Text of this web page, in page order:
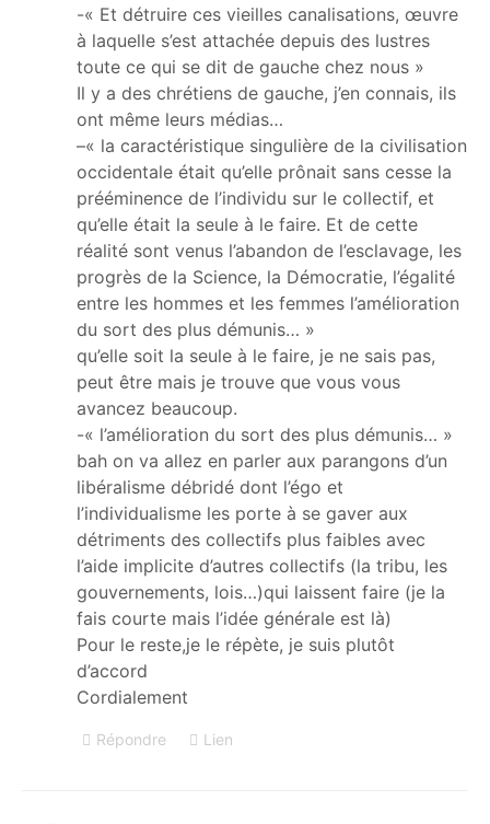
-« Et détruire ces vieilles canalisations, œuvre
à laquelle s’est attachée depuis des lustres
toute ce qui se dit de gauche chez nous »
Il y a des chrétiens de gauche, j’en connais, ils
ont même leurs médias…
–« la caractéristique singulière de la civilisation
occidentale était qu’elle prônait sans cesse la
prééminence de l’individu sur le collectif, et
qu’elle était la seule à le faire. Et de cette
réalité sont venus l’abandon de l’esclavage, les
progrès de la Science, la Démocratie, l’égalité
entre les hommes et les femmes l’amélioration
du sort des plus démunis… »
qu’elle soit la seule à le faire, je ne sais pas,
peut être mais je trouve que vous vous
avancez beaucoup.
-« l’amélioration du sort des plus démunis… »
bah on va allez en parler aux parangons d’un
libéralisme débridé dont l’égo et
l’individualisme les porte à se gaver aux
détriments des collectifs plus faibles avec
l’aide implicite d’autres collectifs (la tribu, les
gouvernements, lois…)qui laissent faire (je la
fais courte mais l’idée générale est là)
Pour le reste,je le répète, je suis plutôt
d’accord
Cordialement
Répondre Lien